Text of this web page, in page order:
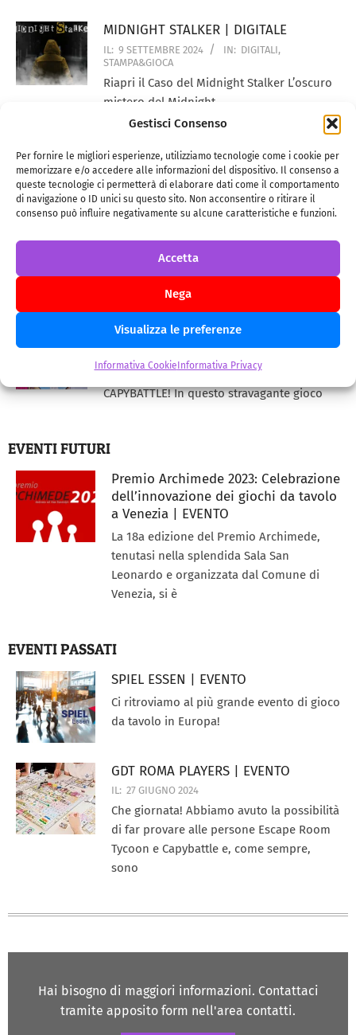
Gestisci Consenso
Per fornire le migliori esperienze, utilizziamo tecnologie come i cookie per
memorizzare e/o accedere alle informazioni del dispositivo. Il consenso a
queste tecnologie ci permetterà di elaborare dati come il comportamento
di navigazione o ID unici su questo sito. Non acconsentire o ritirare il
consenso può influire negativamente su alcune caratteristiche e funzioni.
Accetta
Nega
Visualizza le preferenze
Informativa CookieInformativa Privacy
MIDNIGHT STALKER | DIGITALE
IL: 9 SETTEMBRE 2024 IN: DIGITALI,
STAMPA&GIOCA
Riapri il Caso del Midnight Stalker L’oscuro
mistero del Midnight
IL: 26 AGOSTO 2024 IN: GDRDT
SEI PERSO. TROVA LA TUA STRADA IN
DRIFTED Drifted è
NIGHTBOUND | GdRdT
18 GIUGNO 2024
SCOPRI IL MISTERO In Nightbound, giocherai
in un mondo sinistro
CAPYBATTLE | GdT
SCOPRI LA MERAVIGLIA MEDIEVALE DI
CAPYBATTLE! In questo stravagante gioco
EVENTI FUTURI
Premio Archimede 2023: Celebrazione
dell’innovazione dei giochi da tavolo
a Venezia | EVENTO
La 18a edizione del Premio Archimede,
tenutasi nella splendida Sala San
Leonardo e organizzata dal Comune di
Venezia, si è
EVENTI PASSATI
SPIEL ESSEN | EVENTO
Ci ritroviamo al più grande evento di gioco
da tavolo in Europa!
GDT ROMA PLAYERS | EVENTO
IL: 27 GIUGNO 2024
Che giornata! Abbiamo avuto la possibilità
di far provare alle persone Escape Room
Tycoon e Capybattle e, come sempre,
sono
Hai bisogno di maggiori informazioni. Contattaci
tramite apposito form nell'area contatti.